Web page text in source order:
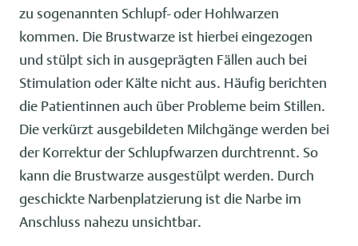
zu sogenannten Schlupf- oder Hohlwarzen
kommen. Die Brustwarze ist hierbei eingezogen
und stülpt sich in ausgeprägten Fällen auch bei
Stimulation oder Kälte nicht aus. Häufig berichten
die Patientinnen auch über Probleme beim Stillen.
Die verkürzt ausgebildeten Milchgänge werden bei
der Korrektur der Schlupfwarzen durchtrennt. So
kann die Brustwarze ausgestülpt werden. Durch
geschickte Narbenplatzierung ist die Narbe im
Anschluss nahezu unsichtbar.